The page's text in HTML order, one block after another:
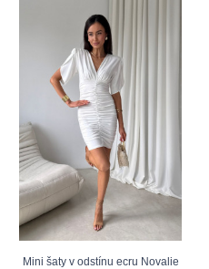
Mini šaty v odstínu ecru Novalie